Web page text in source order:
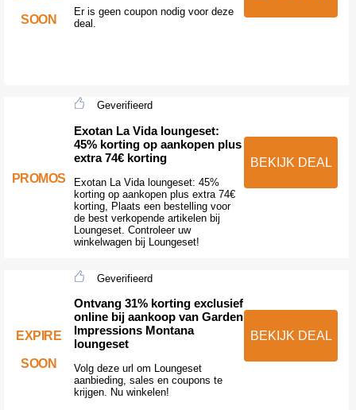
SOON
Er is geen coupon nodig voor deze
deal.
PROMOS
Geverifieerd
Exotan La Vida loungeset:
45% korting op aankopen plus
extra 74€ korting
Exotan La Vida loungeset: 45%
korting op aankopen plus extra 74€
korting, Plaats een bestelling voor
de best verkopende artikelen bij
Loungeset. Controleer uw
winkelwagen bij Loungeset!
BEKIJK DEAL
EXPIRE
SOON
Geverifieerd
Ontvang 31% korting exclusief
online bij aankoop van Garden
Impressions Montana
loungeset
Volg deze url om Loungeset
aanbieding, sales en coupons te
krijgen. Nu winkelen!
BEKIJK DEAL